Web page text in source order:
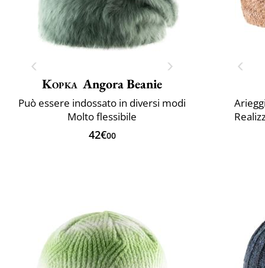
Kopka Angora Beanie
Può essere indossato in diversi modi
Molto flessibile
42€00